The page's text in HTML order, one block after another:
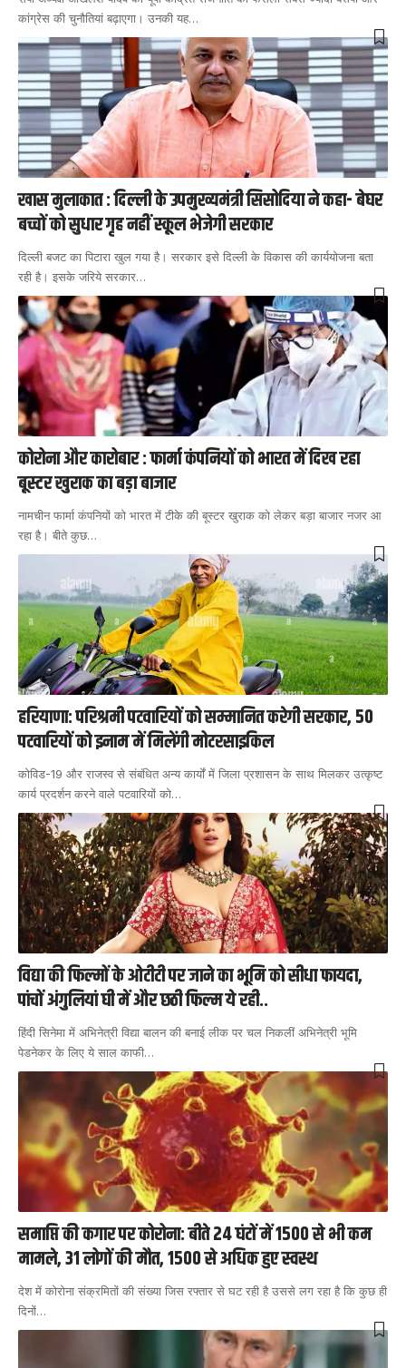
कांग्रेस की चुनौतियां बढ़ाएगा। उनकी यह…
खास मुलाकात : दिल्ली के उपमुख्यमंत्री सिसोदिया ने कहा- बेघर
बच्चों को सुधार गृह नहीं स्कूल भेजेगी सरकार
दिल्ली बजट का पिटारा खुल गया है। सरकार इसे दिल्ली के विकास की कार्ययोजना बता
रही है। इसके जरिये सरकार…
कोरोना और कारोबार : फार्मा कंपनियों को भारत में दिख रहा
बूस्टर खुराक का बड़ा बाजार
नामचीन फार्मा कंपनियों को भारत में टीके की बूस्टर खुराक को लेकर बड़ा बाजार नजर आ
रहा है। बीते कुछ…
हरियाणा: परिश्रमी पटवारियों को सम्मानित करेगी सरकार, 50
पटवारियों को इनाम में मिलेंगी मोटरसाइकिल
कोविड-19 और राजस्व से संबंधित अन्य कार्यों में जिला प्रशासन के साथ मिलकर उत्कृष्ट
कार्य प्रदर्शन करने वाले पटवारियों को…
विद्या की फिल्मों के ओटीटी पर जाने का भूमि को सीधा फायदा,
पांचों अंगुलियां घी में और छठी फिल्म ये रही..
हिंदी सिनेमा में अभिनेत्री विद्या बालन की बनाई लीक पर चल निकलीं अभिनेत्री भूमि
पेडनेकर के लिए ये साल काफी…
समाप्ति की कगार पर कोरोना: बीते 24 घंटों में 1500 से भी कम
मामले, 31 लोगों की मौत, 1500 से अधिक हुए स्वस्थ
देश में कोरोना संक्रमितों की संख्या जिस रफ्तार से घट रही है उससे लग रहा है कि कुछ ही
दिनों…